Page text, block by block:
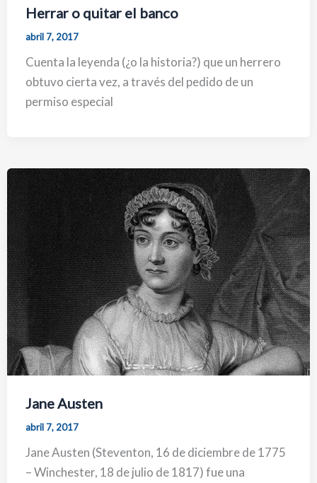
Herrar o quitar el banco
abril 7, 2017
Cuenta la leyenda (¿o la historia?) que un herrero
obtuvo cierta vez, a través del pedido de un
permiso especial
Jane Austen
abril 7, 2017
Jane Austen (Steventon, 16 de diciembre de 1775
– Winchester, 18 de julio de 1817) fue una